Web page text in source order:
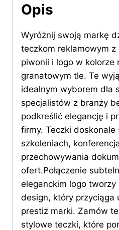
Opis
Wyróżnij swoją markę
teczkom reklamowym
piwonii i logo w kolorze
granatowym tle. Te
idealnym wyborem dla
specjalistów z branży
podkreślić elegancję i
firmy. Teczki doskonale
szkoleniach,
przechowywania
ofert.Połączenie
eleganckim logo
design, który przyciąga
prestiż marki. Zamów
stylowe teczki, które